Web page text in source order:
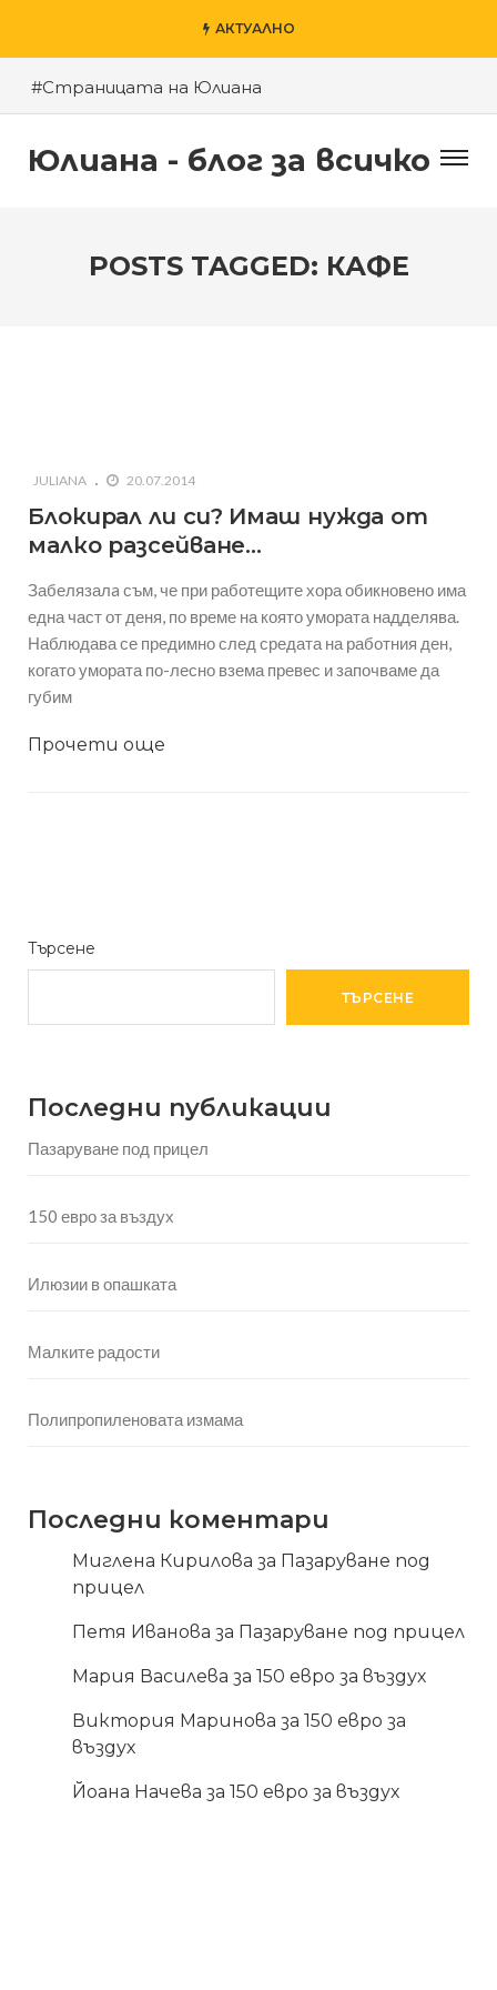
АКТУАЛНО
#Страницата на Юлиана
#Късното шоу на Денис и приятели
#За гроба на Левски
Юлиана - блог за всичко
POSTS TAGGED: КАФЕ
JULIANA 20.07.2014
Блокирал ли си? Имаш нужда от
малко разсейване…
Забелязалa съм, че при работещите хора обикновено има
една част от деня, по време на която умората надделява.
Наблюдава се предимно след средата на работния ден,
когато умората по-лесно взема превес и започваме да
губим
Прочети още
Търсене
ТЪРСЕНЕ
Последни публикации
Пазаруване под прицел
150 евро за въздух
Илюзии в опашката
Малките радости
Полипропиленовата измама
Последни коментари
Миглена Кирилова за Пазаруване под
прицел
Петя Иванова за Пазаруване под прицел
Мария Василева за 150 евро за въздух
Виктория Маринова за 150 евро за
въздух
Йоана Начева за 150 евро за въздух